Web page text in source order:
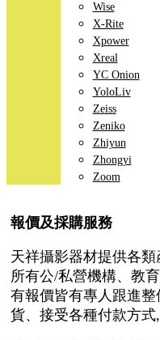
Wise
X-Rite
Xpower
Xreal
YC Onion
YoloLiv
Zeiss
Zeniko
Zhiyun
Zhongyi
Zoom
報價及採購服務
天祥攝影器材提供各
所有公/私營機構、教
有報價皆有專人跟進
貨、接受各種付款方式,